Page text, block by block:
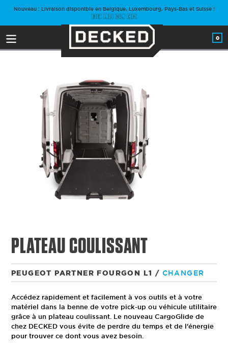
contenu
Nouveau : Livraison disponible en Belgique, Luxembourg, Pays-Bas et Suisse !
🇧🇪 🇱🇺 🇳🇱 🇨🇭
0
PLATEAU COULISSANT
PEUGEOT PARTNER FOURGON L1 / CHANGER
Accédez rapidement et facilement à vos outils et à votre
matériel dans la benne de votre pick-up ou véhicule utilitaire
grâce à un plateau coulissant. Le nouveau CargoGlide de
chez DECKED vous évite de perdre du temps et de l'énergie
pour trouver ce dont vous avez besoin.